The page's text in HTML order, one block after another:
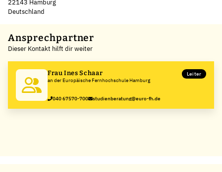
22143 Hamburg
Deutschland
+
−
Ansprechpartner
Dieser Kontakt hilft dir weiter
Frau Ines Schaar
an der Europäische Fernhochschule Hamburg
Leiter
040 67570-700 studienberatung@euro-fh.de